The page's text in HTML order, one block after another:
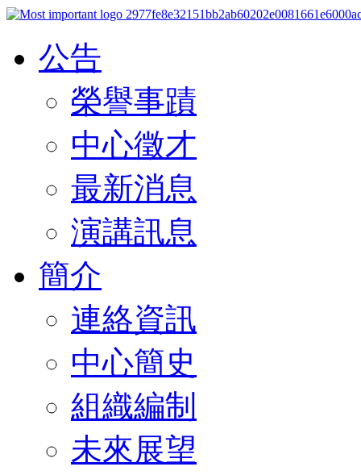
公告
榮譽事蹟
中心徵才
最新消息
演講訊息
簡介
連絡資訊
中心簡史
組織編制
未來展望